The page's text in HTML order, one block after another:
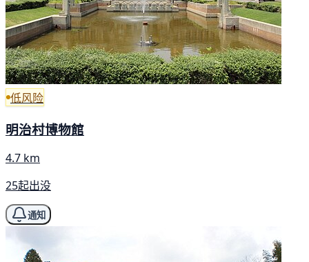
低风险
明治村博物館
4.7 km
25起出没
通知